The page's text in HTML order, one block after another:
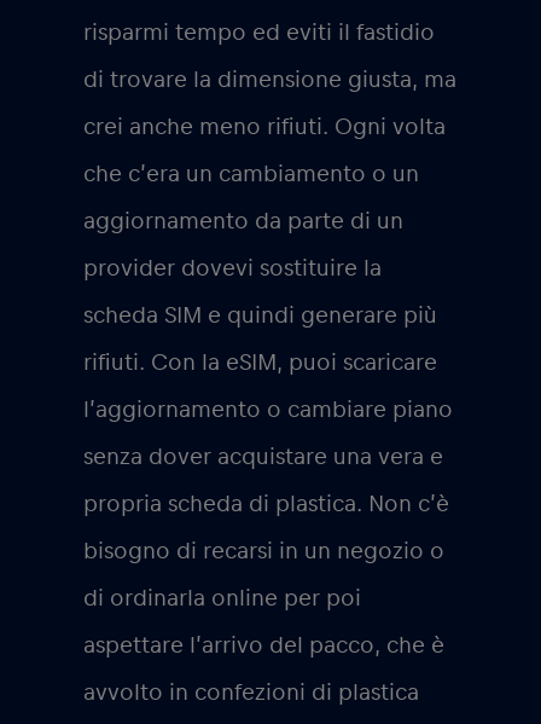
risparmi tempo ed eviti il fastidio
di trovare la dimensione giusta, ma
crei anche meno rifiuti. Ogni volta
che c’era un cambiamento o un
aggiornamento da parte di un
provider dovevi sostituire la
scheda SIM e quindi generare più
rifiuti. Con la eSIM, puoi scaricare
l’aggiornamento o cambiare piano
senza dover acquistare una vera e
propria scheda di plastica. Non c’è
bisogno di recarsi in un negozio o
di ordinarla online per poi
aspettare l’arrivo del pacco, che è
avvolto in confezioni di plastica